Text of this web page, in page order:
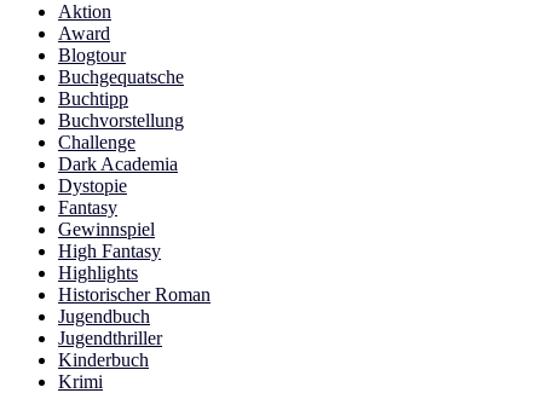
Aktion
Award
Blogtour
Buchgequatsche
Buchtipp
Buchvorstellung
Challenge
Dark Academia
Dystopie
Fantasy
Gewinnspiel
High Fantasy
Highlights
Historischer Roman
Jugendbuch
Jugendthriller
Kinderbuch
Krimi